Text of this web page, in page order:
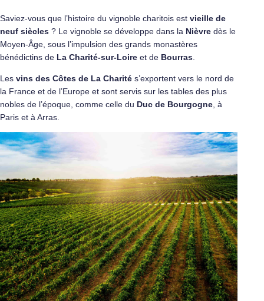
Saviez-vous que l’histoire du vignoble charitois est vieille de
neuf siècles ? Le vignoble se développe dans la Nièvre dès le
Moyen-Âge, sous l’impulsion des grands monastères
bénédictins de La Charité-sur-Loire et de Bourras
Les vins des Côtes de La Charité s’exportent vers le nord de
la France et de l’Europe et sont servis sur les tables des plus
nobles de l’époque, comme celle du Duc de Bourgogne , à
Paris et à Arras.